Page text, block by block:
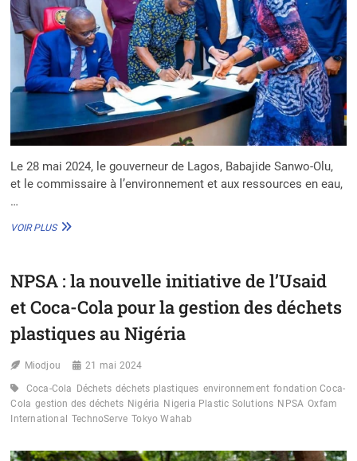
Le 28 mai 2024, le gouverneur de Lagos, Babajide Sanwo-Olu,
et le commissaire à l’environnement et aux ressources en eau,
…
VOIR PLUSNIGÉRIA
CONSTRUCTION
USINE
VALORISATION
DES
DÉCHETS
NPSA : la nouvelle initiative de l’Usaid
et Coca-Cola pour la gestion des déchets
plastiques au Nigéria
Miodjou 21 mai 2024
Coca-Cola Déchets déchets plastiques environnement fondation Coca-
Cola gestion des déchets Nigéria Nigeria Plastic Solutions NPSA Oxfam
International
TechnoServe Tokyo Wahab